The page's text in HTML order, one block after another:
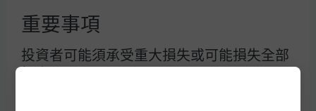
重要事項
投資者可能須承受重大損失或可能損失全部
投資。